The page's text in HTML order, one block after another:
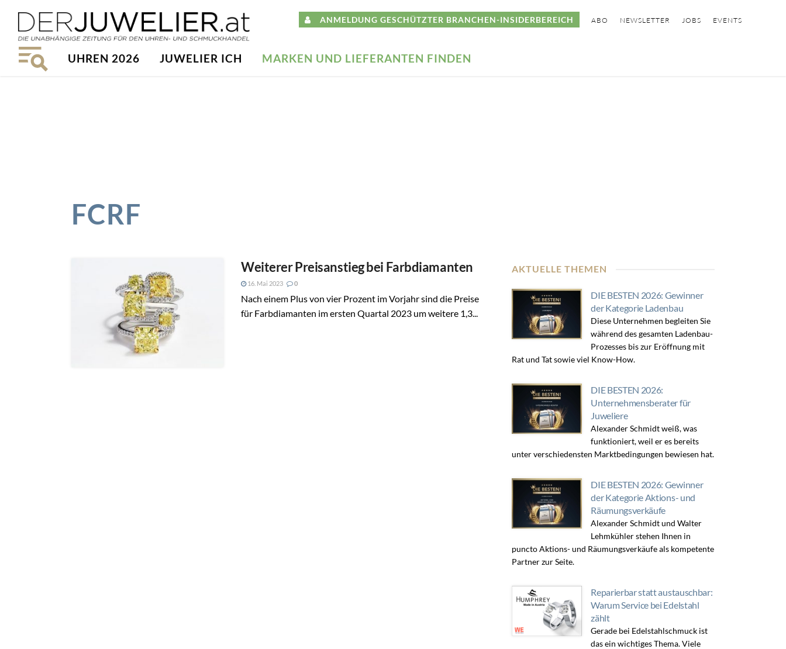
ANMELDUNG GESCHÜTZTER BRANCHEN-INSIDERBEREICH ABO NEWSLETTER JOBS EVENTS
UHREN 2026 JUWELIER ICH MARKEN UND LIEFERANTEN FINDEN
FCRF
Weiterer Preisanstieg bei Farbdiamanten
16. Mai 2023 0
Nach einem Plus von vier Prozent im Vorjahr sind die Preise
für Farbdiamanten im ersten Quartal 2023 um weitere 1,3...
AKTUELLE THEMEN
DIE BESTEN 2026: Gewinner
der Kategorie Ladenbau
Diese Unternehmen begleiten Sie
während des gesamten Ladenbau-
Prozesses bis zur Eröffnung mit
Rat und Tat sowie viel Know-How.
DIE BESTEN 2026:
Unternehmensberater für
Juweliere
Alexander Schmidt weiß, was
funktioniert, weil er es bereits
unter verschiedensten Marktbedingungen bewiesen hat.
DIE BESTEN 2026: Gewinner
der Kategorie Aktions- und
Räumungsverkäufe
Alexander Schmidt und Walter
Lehmkühler stehen Ihnen in
puncto Aktions- und Räumungsverkäufe als kompetente
Partner zur Seite.
Reparierbar statt austauschbar:
Warum Service bei Edelstahl
zählt
Gerade bei Edelstahlschmuck ist
das ein wichtiges Thema. Viele